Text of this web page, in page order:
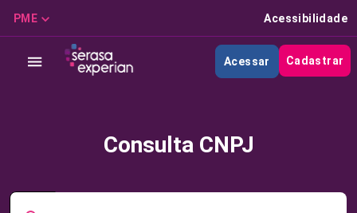
PME Acessibilidade
Acessar Cadastrar
Consulta CNPJ